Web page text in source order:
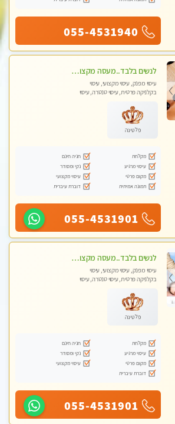
055-4531940
לנשים בלבד..מעסה מקצועי לנשים בלבד לעיסוי מרגיע ומפנק VIP-מומלץ לחלוטין! פרטי! ​​​​​​
עיסוי מפנק, עיסוי מקצועי, עיסוי
בקלניקה פרטית, עיסוי טנטרה, עיסוי
פלטינה
מקלחת
חניה חינם
עיסוי מרגיע
נקי ומסודר
מקום פרטי
עיסוי מקצועי
תמונה אמיתית
דוברת עיברית
055-4531901
לנשים בלבד..מעסה מקצועי לנשים בלבד
עיסוי מפנק, עיסוי מקצועי, עיסוי
בקלניקה פרטית, עיסוי טנטרה, עיסוי
פלטינה
מקלחת
חניה חינם
עיסוי מרגיע
נקי ומסודר
מקום פרטי
עיסוי מקצועי
דוברת עיברית
055-4531901